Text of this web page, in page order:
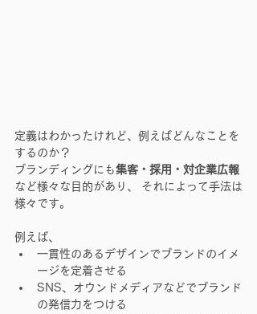
定義はわかったけれど、例えばどんなことを
するのか？
ブランディングにも集客・採用・対企業広報
など様々な目的があり、 それによって手法は
様々です。
例えば、
一貫性のあるデザインでブランドのイメ
ージを定着させる
SNS、オウンドメディアなどでブランド
の発信力をつける